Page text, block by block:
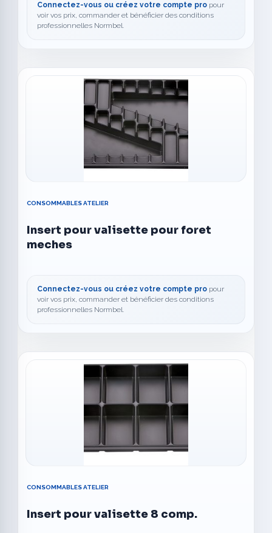
Connectez-vous ou créez votre compte pro pour
voir vos prix, commander et bénéficier des conditions
professionnelles Normbel.
CONSOMMABLES ATELIER
Insert pour valisette pour foret
meches
Connectez-vous ou créez votre compte pro pour
voir vos prix, commander et bénéficier des conditions
professionnelles Normbel.
CONSOMMABLES ATELIER
Insert pour valisette 8 comp.